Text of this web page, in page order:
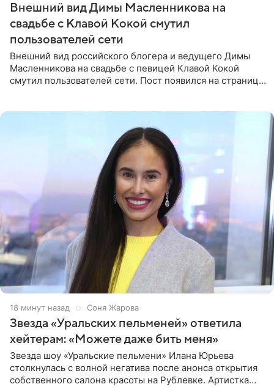
Внешний вид Димы Масленникова на
свадьбе с Клавой Кокой смутил
пользователей сети
Внешний вид российского блогера и ведущего Димы
Масленникова на свадьбе с певицей Клавой Кокой
смутил пользователей сети. Пост появился на странице
18 минут назад Соня Жарова
Звезда «Уральских пельменей» ответила
хейтерам: «Можете даже бить меня»
Звезда шоу «Уральские пельмени» Илана Юрьева
столкнулась с волной негатива после анонса открытия
собственного салона красоты на Рублевке. Артистка